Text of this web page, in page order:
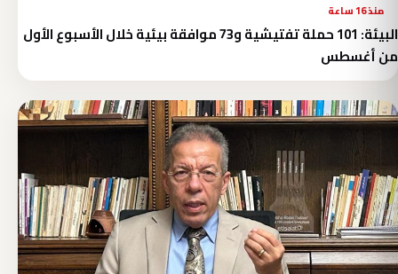
منذ 16 ساعة
البيئة: 101 حملة تفتيشية و73 موافقة بيئية خلال الأسبوع الأول
من أغسطس